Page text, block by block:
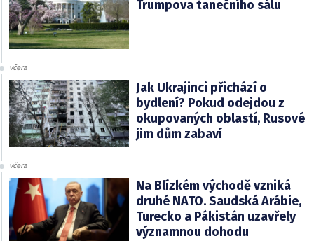
Trumpova tanečního sálu
včera
Jak Ukrajinci přichází o
bydlení? Pokud odejdou z
okupovaných oblastí, Rusové
jim dům zabaví
včera
Na Blízkém východě vzniká
druhé NATO. Saudská Arábie,
Turecko a Pákistán uzavřely
významnou dohodu